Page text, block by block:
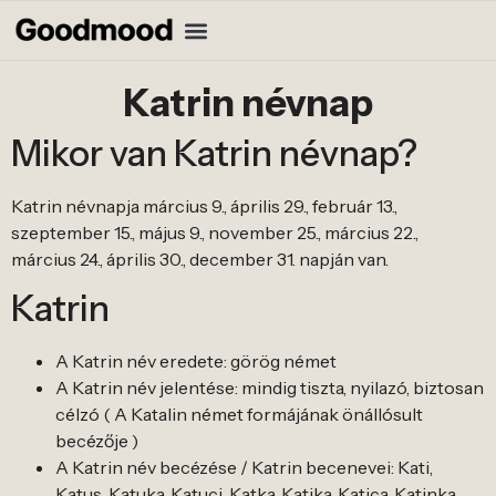
Katrin névnap
Mikor van Katrin névnap?
Katrin névnapja március 9., április 29., február 13.,
szeptember 15., május 9., november 25., március 22.,
március 24., április 30., december 31. napján van.
Katrin
A Katrin név eredete: görög német
A Katrin név jelentése: mindig tiszta, nyilazó, biztosan
célzó ( A Katalin német formájának önállósult
becézője )
A Katrin név becézése / Katrin becenevei: Kati,